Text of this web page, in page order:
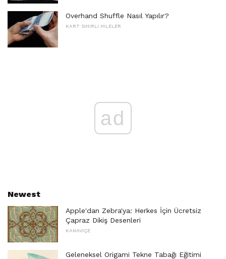
Overhand Shuffle Nasıl Yapılır?
KART SIHIRLI HILELER
ad
Newest
Apple'dan Zebra'ya: Herkes İçin Ücretsiz
Çapraz Dikiş Desenleri
KANAVIÇE
Geleneksel Origami Tekne Tabağı Eğitimi